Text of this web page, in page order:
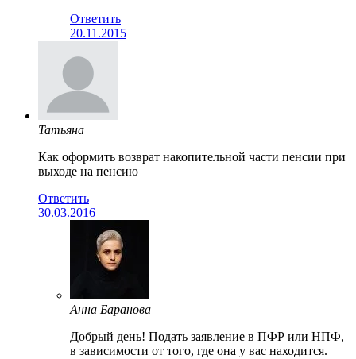
Ответить
20.11.2015
Татьяна
Как оформить возврат накопительной части пенсии при
выходе на пенсию
Ответить
30.03.2016
Анна Баранова
Добрый день! Подать заявление в ПФР или НПФ,
в зависимости от того, где она у вас находится.